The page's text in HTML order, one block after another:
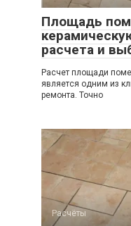
Площадь
расчета и
Расчет площади
является одним из
ремонта. Точно
Расчёты